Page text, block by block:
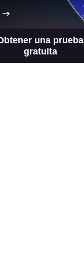
una prueba
gratuita